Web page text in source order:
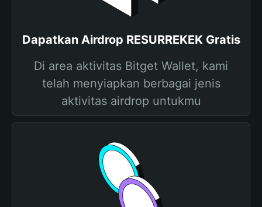
Dapatkan Airdrop RESURREKEK Gratis
Di area aktivitas Bitget Wallet, kami
telah menyiapkan berbagai jenis
aktivitas airdrop untukmu